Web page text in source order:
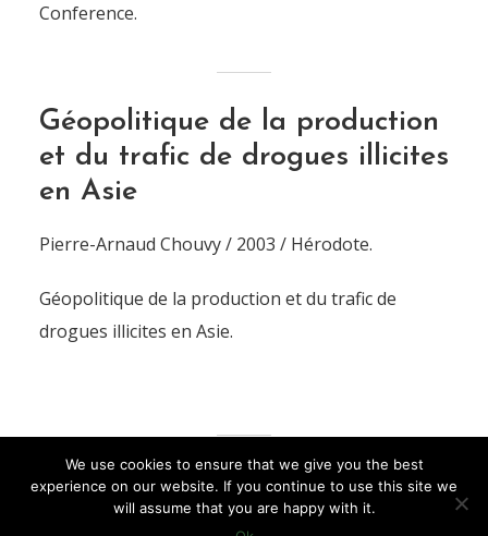
Conference.
Géopolitique de la production
et du trafic de drogues illicites
en Asie
Pierre-Arnaud Chouvy / 2003 / Hérodote.
Géopolitique de la production et du trafic de
drogues illicites en Asie.
We use cookies to ensure that we give you the best
experience on our website. If you continue to use this site we
will assume that you are happy with it.